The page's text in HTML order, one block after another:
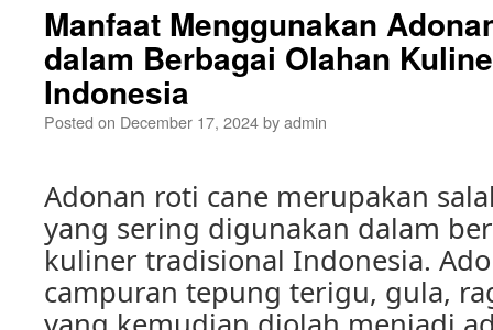
Manfaat Menggunakan
dalam Berbagai Olahan
Indonesia
Posted on December 17, 2024byadmin
Adonan roti cane merupakan
yang sering digunakan dalam
kuliner tradisional Indonesia.
campuran tepung terigu, gula,